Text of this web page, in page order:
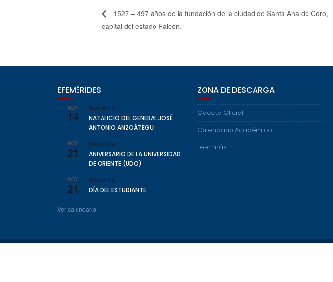
1527 – 497 años de la fundación de la ciudad de Santa Ana de Coro,
capital del estado Falcón.
EFEMÉRIDES
NOV
14
Todo el día
NATALICIO DEL GENERAL JOSÉ
ANTONIO ANZOÁTEGUI
NOV
21
Todo el día
ANIVERSARIO DE LA UNIVERSIDAD
DE ORIENTE (UDO)
NOV
21
Todo el día
DÍA DEL ESTUDIANTE
Ver calendario
ZONA DE DESCARGA
Gaceta Oficial
Calendario Académico
Leer más